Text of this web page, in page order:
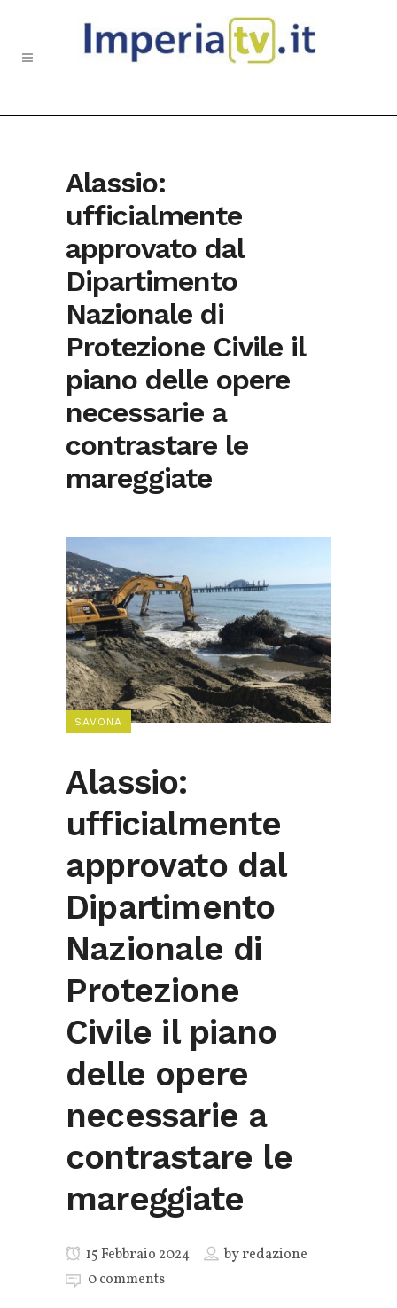
Alassio:
ufficialmente
approvato dal
Dipartimento
Nazionale di
Protezione Civile il
piano delle opere
necessarie a
contrastare le
mareggiate
SAVONA
Alassio:
ufficialmente
approvato dal
Dipartimento
Nazionale di
Protezione
Civile il piano
delle opere
necessarie a
contrastare le
mareggiate
15 Febbraio 2024 byredazione
0 comments